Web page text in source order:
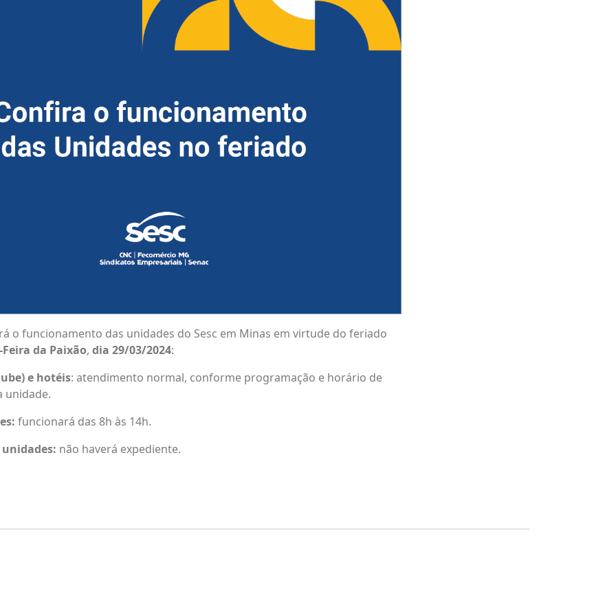
o funcionamento das unidades do Sesc em Minas em virtude do feriado
Feira da Paixão, dia 29/03/2024:
e hotéis: atendimento normal, conforme programação e horário de
unidade.
funcionará das 8h às 14h.
não haverá expediente.